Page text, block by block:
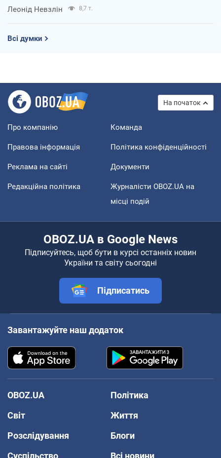
Леонід Невзлін 8,7 т.
Всі думки
На початок
Про компанію Команда
Правова інформація Політика конфіденційності
Реклама на сайті Документи
Редакційна політика
Журналісти OBOZ.UA на
місці подій
OBOZ.UA в Google News
Підписуйтесь, щоб бути в курсі останніх новин
України та світу сьогодні
Підписатись
Завантажуйте наш додаток
OBOZ.UA
Політика
Світ
Життя
Розслідування
Блоги